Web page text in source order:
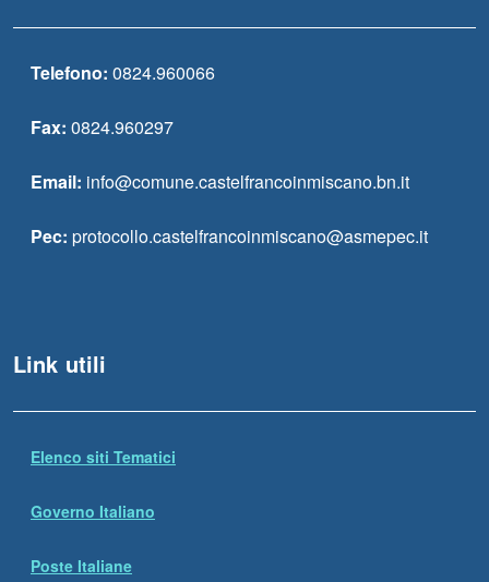
Telefono: 0824.960066
Fax: 0824.960297
Email: info@comune.castelfrancoinmiscano.bn.it
Pec: protocollo.castelfrancoinmiscano@asmepec.it
Link utili
Elenco siti Tematici
Governo Italiano
Poste Italiane